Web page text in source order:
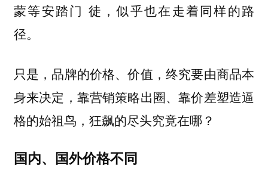
蒙等安踏门 徒，似乎也在走着同样的路
径。
只是，品牌的价格、价值，终究要由商品本
身来决定，靠营销策略出圈、靠价差塑造逼
格的始祖鸟，狂飙的尽头究竟在哪？
国内、国外价格不同